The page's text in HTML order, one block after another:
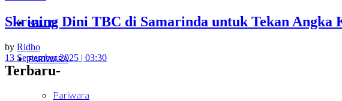
KALTIM
PARIWARA
Pariwara
Skrining Dini TBC di Samarinda untuk Tekan Angka
by Ridho
13 September 2025 | 03:30
Terbaru-